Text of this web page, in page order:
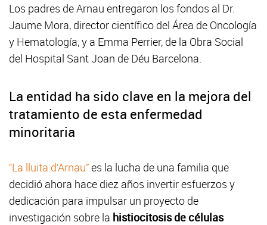
Los padres de Arnau entregaron los fondos al Dr.
Jaume Mora, director científico del Área de Oncología
y Hematología, y a Emma Perrier, de la Obra Social
del Hospital Sant Joan de Déu Barcelona.
La entidad ha sido clave en la mejora del
tratamiento de esta enfermedad
minoritaria
“La lluita d’Arnau”es la lucha de una familia que
decidió ahora hace diez años invertir esfuerzos y
dedicación para impulsar un proyecto de
investigación sobre la histiocitosis de células